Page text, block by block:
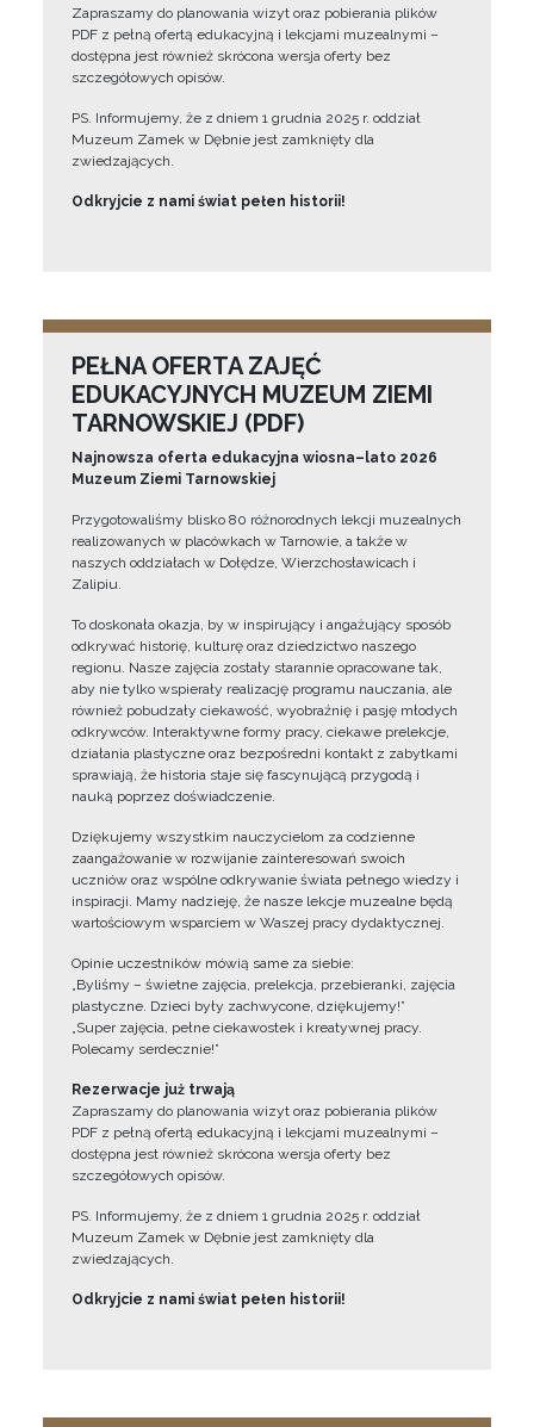
Zapraszamy do planowania wizyt oraz pobierania plików
PDF z pełną ofertą edukacyjną i lekcjami muzealnymi –
dostępna jest również skrócona wersja oferty bez
szczegółowych opisów.
PS. Informujemy, że z dniem 1 grudnia 2025 r. oddział
Muzeum Zamek w Dębnie jest zamknięty dla
zwiedzających.
Odkryjcie z nami świat pełen historii!
PEŁNA OFERTA ZAJĘĆ
EDUKACYJNYCH MUZEUM ZIEMI
TARNOWSKIEJ (PDF)
Najnowsza oferta edukacyjna wiosna–lato 2026
Muzeum Ziemi Tarnowskiej
Przygotowaliśmy blisko 80 różnorodnych lekcji muzealnych
realizowanych w placówkach w Tarnowie, a także w
naszych oddziałach w Dołędze, Wierzchosławicach i
Zalipiu.
To doskonała okazja, by w inspirujący i angażujący sposób
odkrywać historię, kulturę oraz dziedzictwo naszego
regionu. Nasze zajęcia zostały starannie opracowane tak,
aby nie tylko wspierały realizację programu nauczania, ale
również pobudzały ciekawość, wyobraźnię i pasję młodych
odkrywców. Interaktywne formy pracy, ciekawe prelekcje,
działania plastyczne oraz bezpośredni kontakt z zabytkami
sprawiają, że historia staje się fascynującą przygodą i
nauką poprzez doświadczenie.
Dziękujemy wszystkim nauczycielom za codzienne
zaangażowanie w rozwijanie zainteresowań swoich
uczniów oraz wspólne odkrywanie świata pełnego wiedzy i
inspiracji. Mamy nadzieję, że nasze lekcje muzealne będą
wartościowym wsparciem w Waszej pracy dydaktycznej.
Opinie uczestników mówią same za siebie:
„Byliśmy – świetne zajęcia, prelekcja, przebieranki, zajęcia
plastyczne. Dzieci były zachwycone, dziękujemy!”
„Super zajęcia, pełne ciekawostek i kreatywnej pracy.
Polecamy serdecznie!”
Rezerwacje już trwają
Zapraszamy do planowania wizyt oraz pobierania plików
PDF z pełną ofertą edukacyjną i lekcjami muzealnymi –
dostępna jest również skrócona wersja oferty bez
szczegółowych opisów.
PS. Informujemy, że z dniem 1 grudnia 2025 r. oddział
Muzeum Zamek w Dębnie jest zamknięty dla
zwiedzających.
Odkryjcie z nami świat pełen historii!